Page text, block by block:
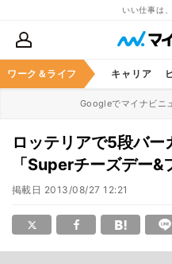
いい仕事は
ワーク＆ライフ キャリア
Googleでマイナビニ
ロッテリアで5段バ
「Superチーズデー
掲載日 2013/08/27 12:21